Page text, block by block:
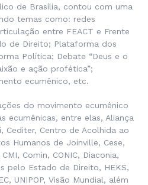
de Brasília, contou com uma
temas como: redes
entre FEACT e Frente
de Direito; Plataforma dos
Política; Debate “Deus e o
e ação profética”;
ecumênico, etc.
do movimento ecumênico
ecumênicas, entre elas, Aliança
Cediter, Centro de Acolhida ao
Humanos de Joinville, Cese,
Comin, CONIC, Diaconia,
pelo Estado de Direito, HEKS,
UNIPOP, Visão Mundial, além